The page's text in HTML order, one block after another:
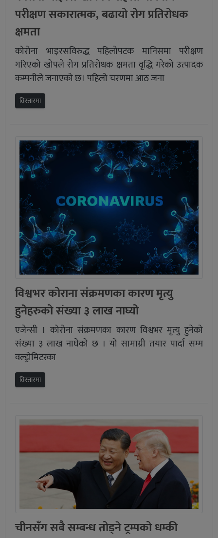
परीक्षण सकारात्मक, बढायो रोग प्रतिरोधक
क्षमता
कोरोना भाइरसविरुद्ध पहिलोपटक मानिसमा परीक्षण
गरिएको खोपले रोग प्रतिरोधक क्षमता वृद्धि गरेको उत्पादक
कम्पनीले जनाएको छ। पहिलो चरणमा आठ जना
विस्तारमा
विश्वभर कोराना संक्रमणका कारण मृत्यु
हुनेहरुको संख्या ३ लाख नाघ्यो
एजेन्सी । कोरोना संक्रमणका कारण विश्वभर मृत्यु हुनेको
संख्या ३ लाख नाघेको छ । यो सामाग्री तयार पार्दा सम्म
वल्ड्रोमिटरका
विस्तारमा
चीनसँग सबै सम्बन्ध तोड्ने ट्रम्पको धम्की